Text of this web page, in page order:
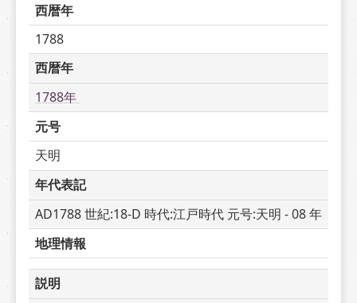
西暦年
1788
西暦年
1788年
元号
天明
年代表記
AD1788 世紀:18-D 時代:江戸時代 元号:天明 - 08 年
地理情報
説明